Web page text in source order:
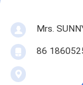
Mrs.
86